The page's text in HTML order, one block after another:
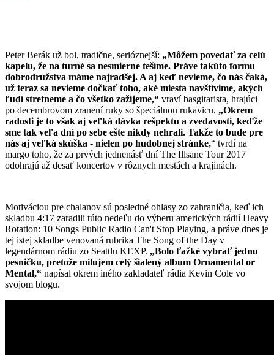
Peter Berák už bol, tradične, serióznejší: „Môžem povedať za celú
kapelu, že na turné sa nesmierne tešíme. Práve takúto formu
dobrodružstva máme najradšej. A aj keď nevieme, čo nás čaká,
už teraz sa nevieme dočkať toho, aké miesta navštívime, akých
ľudí stretneme a čo všetko zažijeme,“ vraví basgitarista, hrajúci
po decembrovom zranení ruky so špeciálnou rukavicu. „Okrem
radosti je to však aj veľká dávka rešpektu a zvedavosti, keďže
sme tak veľa dní po sebe ešte nikdy nehrali. Takže to bude pre
nás aj veľká skúška - nielen po hudobnej stránke,“ tvrdí na
margo toho, že za prvých jednenásť dní The Illsane Tour 2017
odohrajú až desať koncertov v rôznych mestách a krajinách.
Motiváciou pre chalanov sú posledné ohlasy zo zahraničia, keď ich
skladbu 4:17 zaradili túto nedeľu do výberu amerických rádií Heavy
Rotation: 10 Songs Public Radio Can't Stop Playing, a práve dnes je
tej istej skladbe venovaná rubrika The Song of the Day v
legendárnom rádiu zo Seattlu KEXP. „Bolo ťažké vybrať jednu
pesničku, pretože milujem celý šialený album Ornamental or
Mental,“ napísal okrem iného zakladateľ rádia Kevin Cole vo
svojom blogu.